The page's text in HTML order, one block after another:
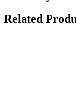
Related